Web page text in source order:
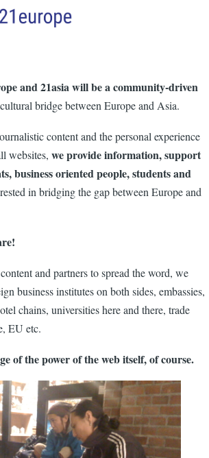
and 21asia will be a community-driven
bridge between Europe and Asia.
content and the personal experience
websites, we provide information, support
business oriented people, students and
in bridging the gap between Europe and
and partners to spread the word, we
business institutes on both sides, embassies,
chains, universities here and there, trade
EU etc.
of the power of the web itself, of course.